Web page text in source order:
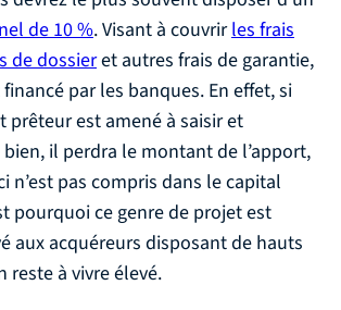
de 10 %. Visant à couvrirles frais
de dossieret autres frais de garantie,
par les banques. En effet, si
prêteur est amené à saisir et
il perdra le montant de l’apport,
n’est pas compris dans le capital
pourquoi ce genre de projet est
aux acquéreurs disposant de hauts
reste à vivre élevé.